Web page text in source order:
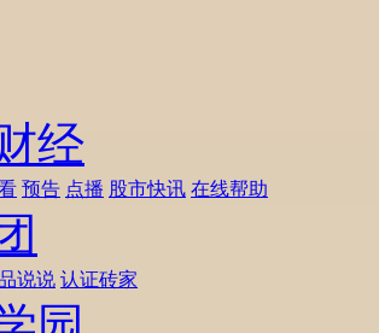
经
预告 点播 股市快讯 在线帮助
说说 认证砖家